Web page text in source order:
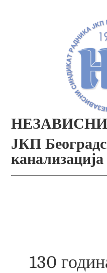
ЈКП
канализација
130